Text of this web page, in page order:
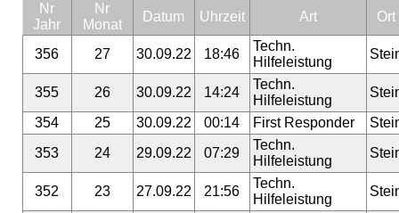
Nr
Jahr
Nr
Monat
Datum Uhrzeit Art Ort
356 27 30.09.22 18:46
Techn.
Hilfeleistung
355 26 30.09.22 14:24
Techn.
Hilfeleistung
354
25 30.09.22 00:14 First Responder
353
24 29.09.22 07:29
Techn.
Hilfeleistung
352 23 27.09.22 21:56
Techn.
Hilfeleistung